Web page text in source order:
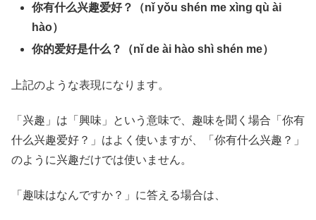
你有什么兴趣爱好？（nǐ yǒu shén me xìnɡ qù ài
hào）
你的爱好是什么？（nǐ de ài hào shì shén me）
上記のような表現になります。
「兴趣」は「興味」という意味で、趣味を聞く場合「你有
什么兴趣爱好？」はよく使いますが、「你有什么兴趣？」
のように兴趣だけでは使いません。
「趣味はなんですか？」に答える場合は、